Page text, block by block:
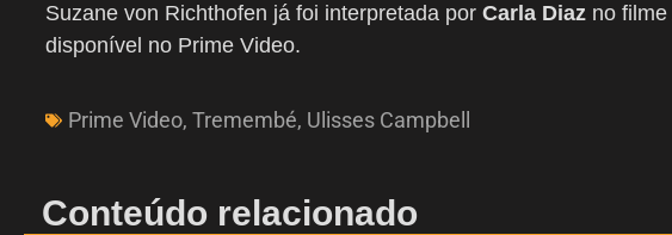
Suzane von Richthofen já foi interpretada por Carla Diaz no filme
disponível no Prime Video.
Prime Video, Tremembé, Ulisses Campbell
Conteúdo relacionado